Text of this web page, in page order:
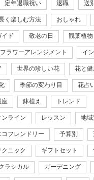
定年退職祝い 退職 送別
く楽しむ方法 おしゃれ
イド 敬老の日 観葉植物
ラワーアレンジメント イ
世界の珍しい花 花と健
季節の変わり目 花占
座 鉢植え トレンド
ンライン レッスン 地域
コフレンドリー 予算別
クニック ギフトセット
ラシカル ガーデニング